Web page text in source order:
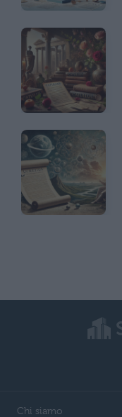
Chi siamo